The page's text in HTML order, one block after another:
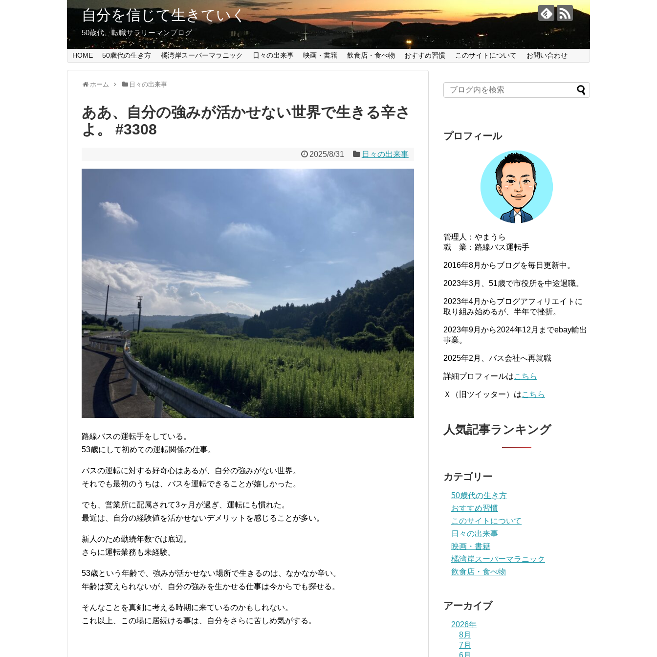
自分を信じて生きていく
50歳代、転職サラリーマンブログ
HOME 50歳代の生き方 橘湾岸スーパーマラニック 日々の出来事 映画・書籍 飲食店・食べ物 おすすめ習慣 このサイトについて お問い合わせ
ホーム 日々の出来事
ああ、自分の強みが活かせない世界で生きる辛さ
よ。 #3308
2025/8/31 日々の出来事
路線バスの運転手をしている。
53歳にして初めての運転関係の仕事。
バスの運転に対する好奇心はあるが、自分の強みがない世界。
それでも最初のうちは、バスを運転できることが嬉しかった。
でも、営業所に配属されて3ヶ月が過ぎ、運転にも慣れた。
最近は、自分の経験値を活かせないデメリットを感じることが多い。
新人のため勤続年数では底辺。
さらに運転業務も未経験。
53歳という年齢で、強みが活かせない場所で生きるのは、なかなか辛い。
年齢は変えられないが、自分の強みを生かせる仕事は今からでも探せる。
そんなことを真剣に考える時期に来ているのかもしれない。
これ以上、この場に居続ける事は、自分をさらに苦しめ気がする。
プロフィール
管理人：やまうら
職 業：路線バス運転手
2016年8月からブログを毎日更新中。
2023年3月、51歳で市役所を中途退職。
2023年4月からブログアフィリエイトに
取り組み始めるが、半年で挫折。
2023年9月から2024年12月までebay輸出
事業。
2025年2月、バス会社へ再就職
詳細プロフィールはこちら
Ｘ（旧ツイッター）はこちら
人気記事ランキング
カテゴリー
50歳代の生き方
おすすめ習慣
このサイトについて
日々の出来事
映画・書籍
橘湾岸スーパーマラニック
飲食店・食べ物
アーカイブ
2026年
8月
7月